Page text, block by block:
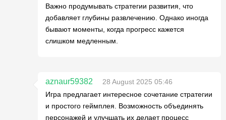
Важно продумывать стратегии развития, что
добавляет глубины развлечению. Однако иногда
бывают моменты, когда прогресс кажется
слишком медленным.
aznaur59382
28 August 2025 05:46
Игра предлагает интересное сочетание стратегии
и простого геймплея. Возможность объединять
персонажей и улучшать их делает процесс